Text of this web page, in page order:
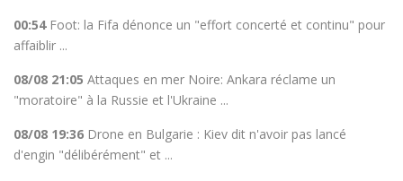
00:54 Foot: la Fifa dénonce un "effort concerté et continu" pour
affaiblir ...
08/08 21:05 Attaques en mer Noire: Ankara réclame un
"moratoire" à la Russie et l'Ukraine ...
08/08 19:36 Drone en Bulgarie : Kiev dit n'avoir pas lancé
d'engin "délibérément" et ...